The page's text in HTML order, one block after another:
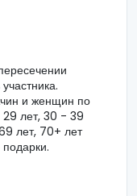
и женщин по
29 лет, 30 - 39
лет, 70+ лет